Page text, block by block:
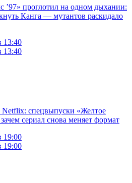
проглотил на одном дыхании:
Канга — мутантов раскидало
13:40
13:40
спецвыпуски «Желтое
сериал снова меняет формат
19:00
19:00